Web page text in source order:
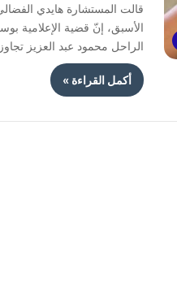
قالت المستشارة هايدي
الأسبق، إنّ قضية الإعلامية
الراحل محمود عبد العزيز
أكمل القراءة »